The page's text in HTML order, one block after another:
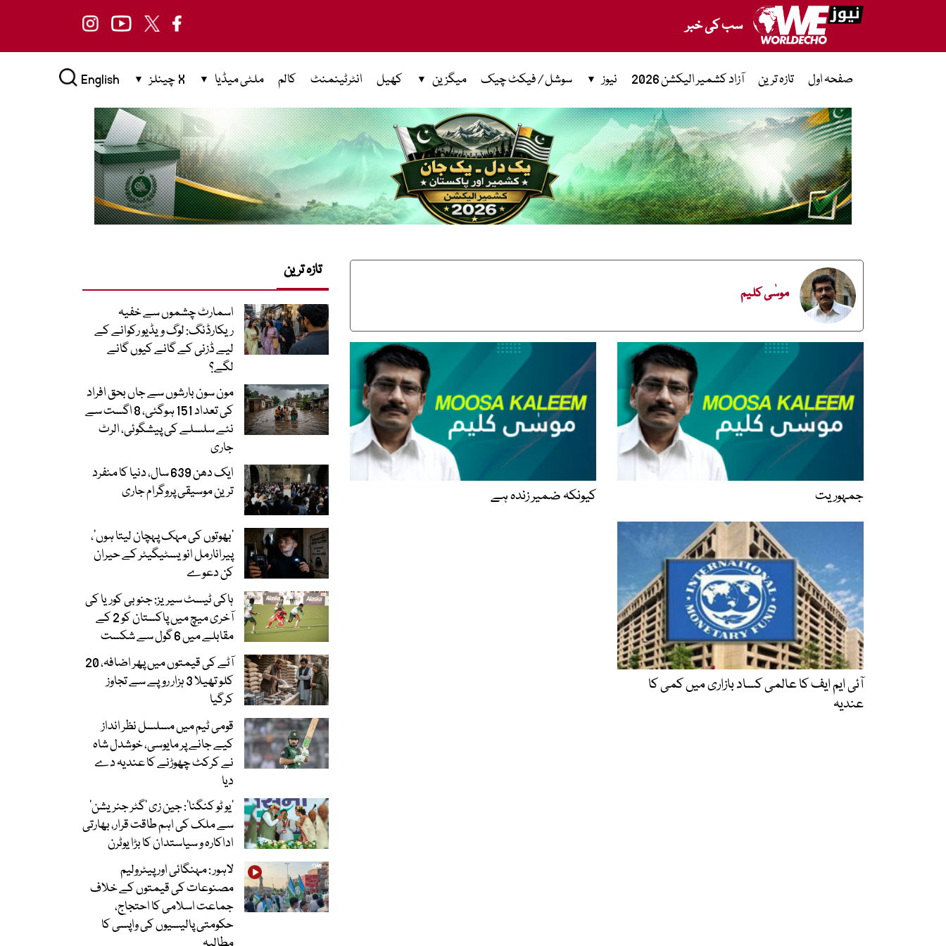
سب کی خبر
صفحہ اول تازہ ترین آزاد کشمیر الیکشن 2026 نیوز سوشل / فیکٹ چیک میگزین کھیل انٹرٹینمنٹ کالم ملٹی میڈیا X چینلز English
موسٰی کلیم
جمہوریت کیونکہ ضمیر زندہ ہے
آئی ایم ایف کا عالمی کساد بازاری میں کمی کا
عندیہ
تازہ ترین
اسمارٹ چشموں سے خفیہ
ریکارڈنگ: لوگ ویڈیو رکوانے کے
لیے ڈزنی کے گانے کیوں گانے
لگے؟
مون سون بارشوں سے جاں بحق افراد
کی تعداد 151 ہوگئی، 8 اگست سے
نئے سلسلے کی پیشگوئی، الرٹ
جاری
ایک دھن 639 سال، دنیا کا منفرد
ترین موسیقی پروگرام جاری
‘بھوتوں کی مہک پہچان لیتا ہوں’،
پیرانارمل انویسٹیگیٹر کے حیران
کن دعوے
ہاکی ٹیسٹ سیریز: جنوبی کوریا کی
آخری میچ میں پاکستان کو 2 کے
مقابلے میں 6 گول سے شکست
آٹے کی قیمتوں میں پھر اضافہ، 20
کلو تھیلا 3 ہزار روپے سے تجاوز
کرگیا
قومی ٹیم میں مسلسل نظر انداز
کیے جانے پر مایوسی، خوشدل شاہ
نے کرکٹ چھوڑنے کا عندیہ دے
دیا
’یو ٹو کنگنا‘: جین زی ’گٹر جنریشن‘
سے ملک کی اہم طاقت قرار، بھارتی
اداکارہ و سیاستدان کا بڑا یوٹرن
لاہور : مہنگائی اور پیٹرولیم
مصنوعات کی قیمتوں کے خلاف
جماعت اسلامی کا احتجاج،
حکومتی پالیسیوں کی واپسی کا